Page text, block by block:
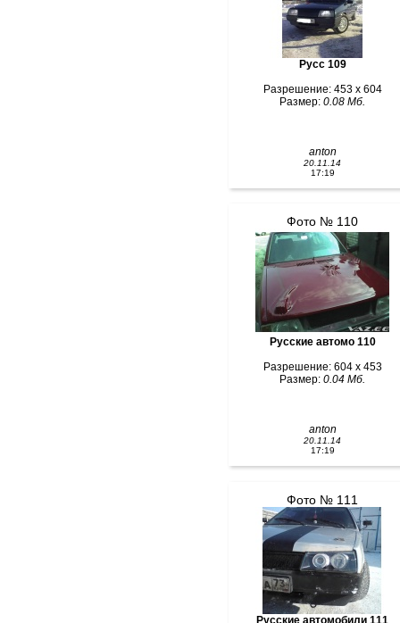
Русс 109
Разрешение: 453 x 604
Размер: 0.08 Мб.
anton
20.11.14
17:19
Фото № 110
Русские автомо 110
Разрешение: 604 x 453
Размер: 0.04 Мб.
anton
20.11.14
17:19
Фото № 111
Русские автомобили 111